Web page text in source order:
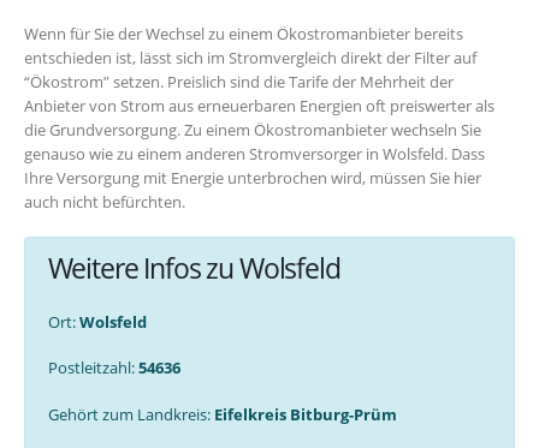
Wenn für Sie der Wechsel zu einem Ökostromanbieter bereits
entschieden ist, lässt sich im Stromvergleich direkt der Filter auf
“Ökostrom” setzen. Preislich sind die Tarife der Mehrheit der
Anbieter von Strom aus erneuerbaren Energien oft preiswerter als
die Grundversorgung. Zu einem Ökostromanbieter wechseln Sie
genauso wie zu einem anderen Stromversorger in Wolsfeld. Dass
Ihre Versorgung mit Energie unterbrochen wird, müssen Sie hier
auch nicht befürchten.
Weitere Infos zu Wolsfeld
Ort:Wolsfeld
Postleitzahl:54636
Gehört zum Landkreis: Eifelkreis Bitburg-Prüm